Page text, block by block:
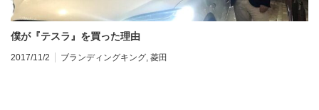
僕が『テスラ』を買った理由
2017/11/2 ブランディングキング, 菱田